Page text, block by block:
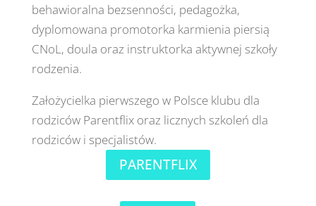
behawioralna bezsenności, pedagożka,
dyplomowana promotorka karmienia piersią
CNoL, doula oraz instruktorka aktywnej szkoły
rodzenia.
Założycielka pierwszego w Polsce klubu dla
rodziców Parentflix oraz licznych szkoleń dla
rodziców i specjalistów.
PARENTFLIX